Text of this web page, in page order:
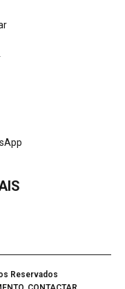
Reservados